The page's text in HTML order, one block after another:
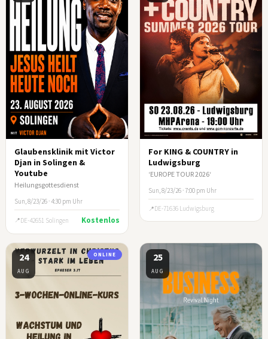
Glaubensklinik mit Victor
Djan in Solingen &
Youtube
Heilungsgottesdienst
Sun, 8/23/26 · 4:30 pm Uhr
DE-42651 Solingen Kostenlos
For KING & COUNTRY in
Ludwigsburg
‘EUROPE TOUR 2026‘
Sun, 8/23/26 · 7:00 pm Uhr
DE-71636 Ludwigsburg
24
AUG
ONLINE 25
AUG